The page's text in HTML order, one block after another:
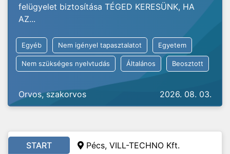
felügyelet biztosítása TÉGED KERESÜNK, HA
AZ...
Egyéb Nem igényel tapasztalatot Egyetem
Nem szükséges nyelvtudás Általános Beosztott
Orvos, szakorvos 2026. 08. 03.
START Pécs, VILL-TECHNO Kft.